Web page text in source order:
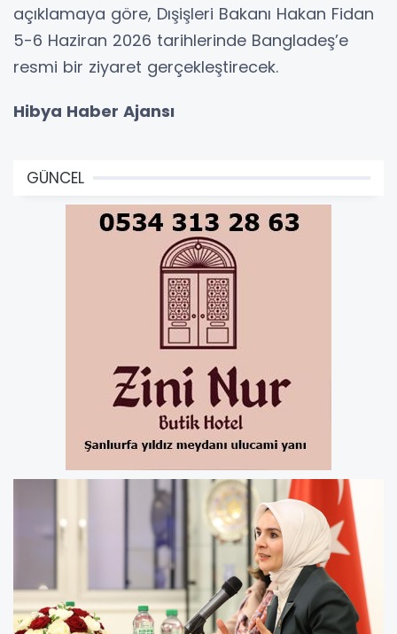
açıklamaya göre, Dışişleri Bakanı Hakan Fidan
5-6 Haziran 2026 tarihlerinde Bangladeş’e
resmi bir ziyaret gerçekleştirecek.
Hibya Haber Ajansı
GÜNCEL